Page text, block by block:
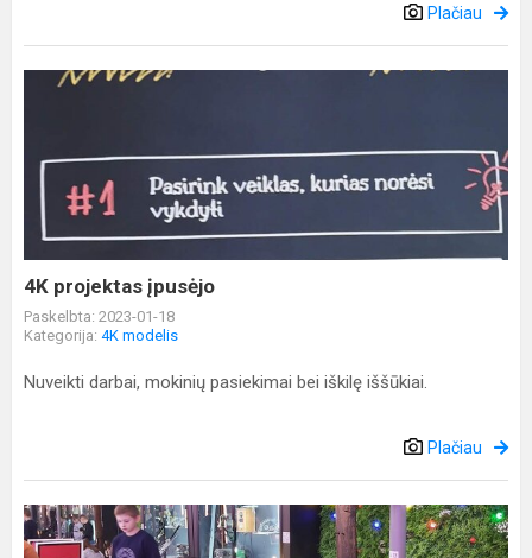
Plačiau
4K projektas įpusėjo
Paskelbta: 2023-01-18
Kategorija: 4K modelis
Nuveikti darbai, mokinių pasiekimai bei iškilę iššūkiai.
Plačiau
Ketvirtokų
veiklos